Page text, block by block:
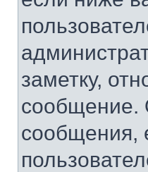
заметку,
сообщение.
сообщения,